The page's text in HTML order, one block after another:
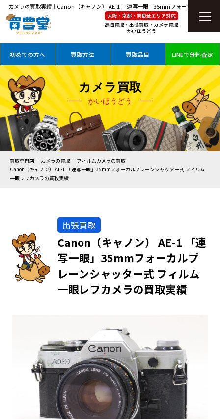
カメラの買取実績｜Canon（キャノン） AE-1 「連写一眼」35mmフォーカルプレーン
シャッター式 フィルム一眼レフカメラを高価買取大阪・京都・奈良全エリア対応
高価買取・出張買取・カメラ買取
かいほうどう
初めての方へ 買取方法 買取品目 LINEで無料査定
カメラ買取
かいほうどう
買取専門店 カメラの買取
フィルムカメラの買取
Canon（キャノン） AE-1 「連写一眼」35mmフォーカルプレーンシャッター式 フィルム
一眼レフカメラの買取実績
出張買取
Canon（キャノン） AE-1 「連
写一眼」35mmフォーカルプ
レーンシャッター式 フィルム
一眼レフカメラの買取実績